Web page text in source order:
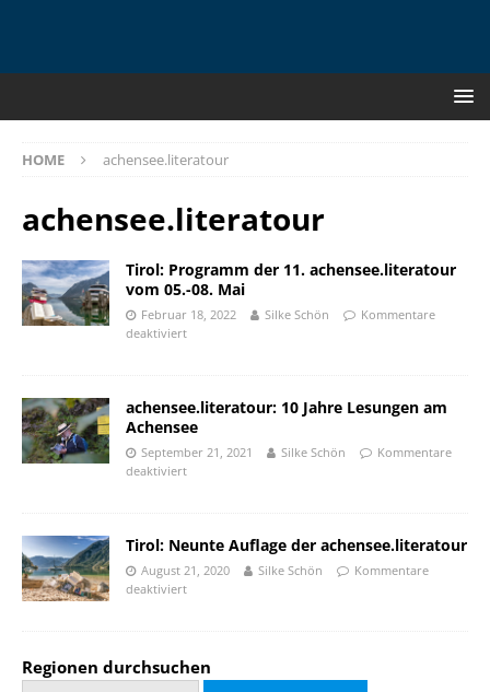
HOME achensee.literatour
achensee.literatour
Tirol: Programm der 11. achensee.literatour
vom 05.-08. Mai
Februar 18, 2022 Silke Schön
Kommentare
deaktiviert
achensee.literatour: 10 Jahre Lesungen am
Achensee
September 21, 2021 Silke Schön
Kommentare
deaktiviert
Tirol: Neunte Auflage der achensee.literatour
August 21, 2020 Silke Schön
Kommentare
deaktiviert
Regionen durchsuchen